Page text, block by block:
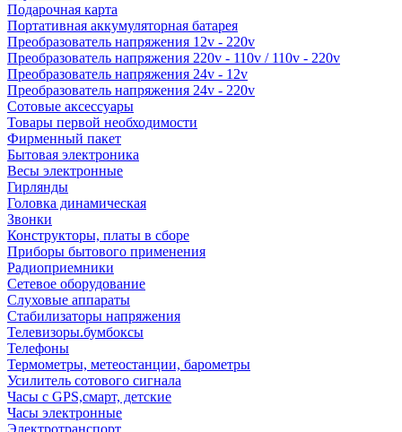
Подарочная карта
Портативная аккумуляторная батарея
Преобразователь напряжения 12v - 220v
Преобразователь напряжения 220v - 110v / 110v - 220v
Преобразователь напряжения 24v - 12v
Преобразователь напряжения 24v - 220v
Сотовые аксессуары
Товары первой необходимости
Фирменный пакет
Бытовая электроника
Весы электронные
Гирлянды
Головка динамическая
Звонки
Конструкторы, платы в сборе
Приборы бытового применения
Радиоприемники
Сетевое оборудование
Слуховые аппараты
Стабилизаторы напряжения
Телевизоры.бумбоксы
Телефоны
Термометры, метеостанции, барометры
Усилитель сотового сигнала
Часы с GPS,смарт, детские
Часы электронные
Электротранспорт